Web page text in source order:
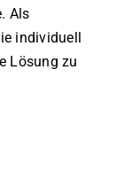
Als
individuell
Lösung zu